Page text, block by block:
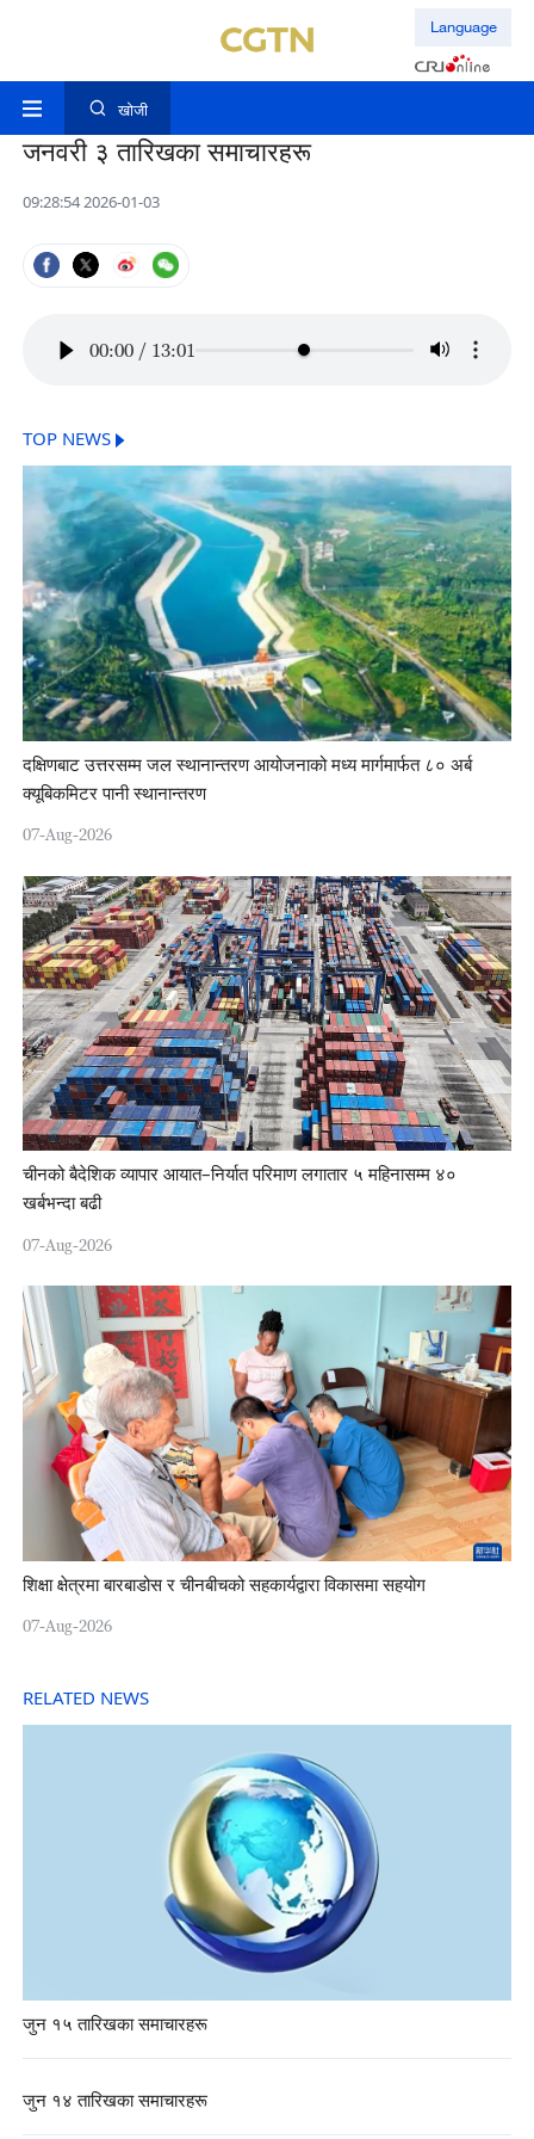
Language
खोजी
जनवरी ३ तारिखका समाचारहरू
09:28:54 2026-01-03
00:00 / 13:01
TOP NEWS
दक्षिणबाट उत्तरसम्म जल स्थानान्तरण आयोजनाको मध्य मार्गमार्फत ८० अर्ब
क्यूबिकमिटर पानी स्थानान्तरण
07-Aug-2026
चीनको बैदेशिक व्यापार आयात–निर्यात परिमाण लगातार ५ महिनासम्म ४०
खर्बभन्दा बढी
07-Aug-2026
शिक्षा क्षेत्रमा बारबाडोस र चीनबीचको सहकार्यद्वारा विकासमा सहयोग
07-Aug-2026
RELATED NEWS
जुन १५ तारिखका समाचारहरू
जुन १४ तारिखका समाचारहरू